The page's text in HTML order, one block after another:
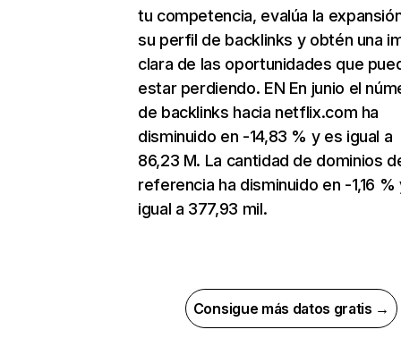
tu competencia, evalúa la
su perfil de backlinks y obtén una
clara de las oportunidades que
estar perdiendo. EN En junio el
de backlinks hacia netflix.com ha
disminuido en -14,83 % y es igual a
86,23 M. La cantidad de dominios
referencia ha disminuido en -1,16 %
igual a 377,93 mil.
Consigue más datos gratis →